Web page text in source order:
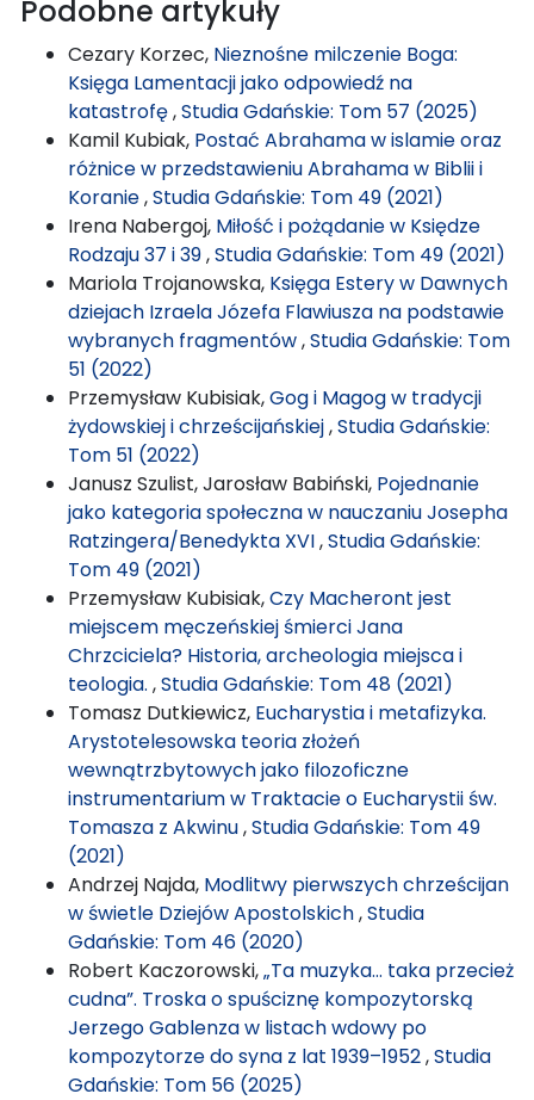
Podobne artykuły
Cezary Korzec, Nieznośne milczenie Boga:
Księga Lamentacji jako odpowiedź na
katastrofę,Studia Gdańskie: Tom 57 (2025)
Kamil Kubiak, Postać Abrahama w islamie oraz
różnice w przedstawieniu Abrahama w Biblii i
Koranie,Studia Gdańskie: Tom 49 (2021)
Irena Nabergoj, Miłość i pożądanie w Księdze
Rodzaju 37 i 39,Studia Gdańskie: Tom 49 (2021)
Mariola Trojanowska, Księga Estery w Dawnych
dziejach Izraela Józefa Flawiusza na podstawie
wybranych fragmentów,Studia Gdańskie: Tom
51 (2022)
Przemysław Kubisiak,Gog i Magog w tradycji
żydowskiej i chrześcijańskiej,Studia Gdańskie:
Tom 51 (2022)
Janusz Szulist, Jarosław Babiński, Pojednanie
jako kategoria społeczna w nauczaniu Josepha
Ratzingera/Benedykta XVI,Studia Gdańskie:
Tom 49 (2021)
Przemysław Kubisiak,Czy Macheront jest
miejscem męczeńskiej śmierci Jana
Chrzciciela? Historia, archeologia miejsca i
teologia. ,Studia Gdańskie: Tom 48 (2021)
Tomasz Dutkiewicz, Eucharystia i metafizyka.
Arystotelesowska teoria złożeń
wewnątrzbytowych jako filozoficzne
instrumentarium w Traktacie o Eucharystii św.
Tomasza z Akwinu,Studia Gdańskie: Tom 49
(2021)
Andrzej Najda, Modlitwy pierwszych chrześcijan
w świetle Dziejów Apostolskich,Studia
Gdańskie: Tom 46 (2020)
Robert Kaczorowski,„Ta muzyka… taka przecież
cudna”. Troska o spuściznę kompozytorską
Jerzego Gablenza w listach wdowy po
kompozytorze do syna z lat 1939–1952,Studia
Gdańskie: Tom 56 (2025)